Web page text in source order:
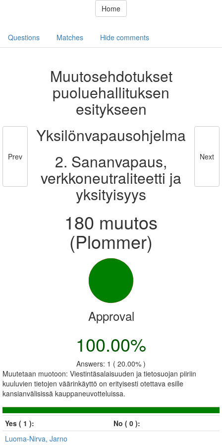
Home
Questions Matches Hide comments
Prev
Muutosehdotukset
puoluehallituksen
esitykseen
Yksilönvapausohjelma
2. Sananvapaus,
verkkoneutraliteetti ja
yksityisyys
180 muutos
(Plommer)
Next
Approval
100.00%
Answers: 1 ( 20.00% )
Muutetaan muotoon: Viestintäsalaisuuden ja tietosuojan piiriin
kuuluvien tietojen väärinkäyttö on erityisesti otettava esille
kansianvälisissä kauppaneuvotteluissa.
Yes ( 1 ):
No ( 0 ):
Luoma-Nirva, Jarno